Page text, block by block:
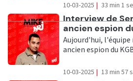
10-03-2025 | 33 min 1
Ecouter
Interview de
ancien espion
Aujourd'hui,
ancien espion du
10-03-2025 | 13 min 57